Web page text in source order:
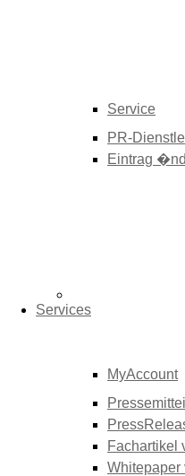
Service
PR-
Eintrag
Services
MyAccount
Fachartikel
Whitepaper